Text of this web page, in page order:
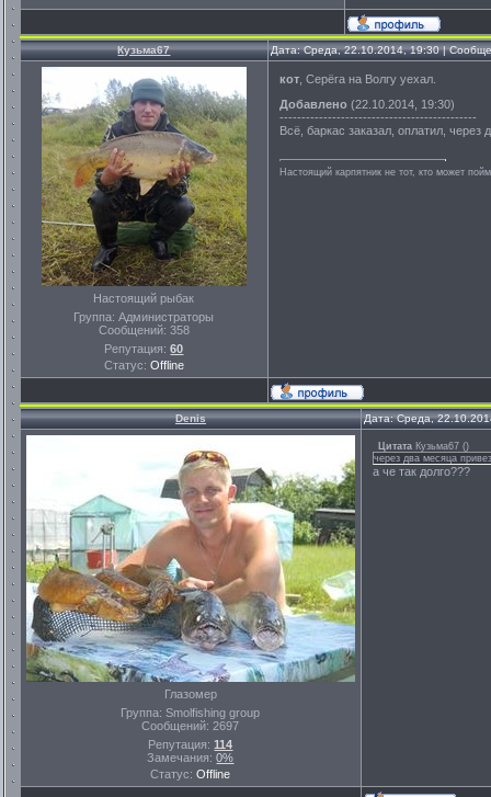
Кузьма67 Дата: Среда, 22.10.2014, 19:30 |
Настоящий рыбак
Группа: Администраторы
Сообщений: 358
Репутация:60
Статус: Offline
кот , Серёга на Волгу уехал.
Добавлено (22.10.2014, 19:30)
---------------------------------------------
Всё, баркас заказал, оплатил, через
Настоящий карпятник не тот, кто может
Denis Дата: Среда,
Глазомер
Группа: Smolfishing group
Сообщений: 2697
Репутация:114
Замечания:0%
Статус:Offline
Цитата Кузьма67 ()
через два месяца
а че так долго???